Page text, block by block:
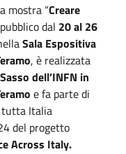
mostra “Creare
dal 20 al 26
Sala Espositiva
, è realizzata
dell’INFN in
e fa parte di
tutta Italia
del progetto
Across Italy.